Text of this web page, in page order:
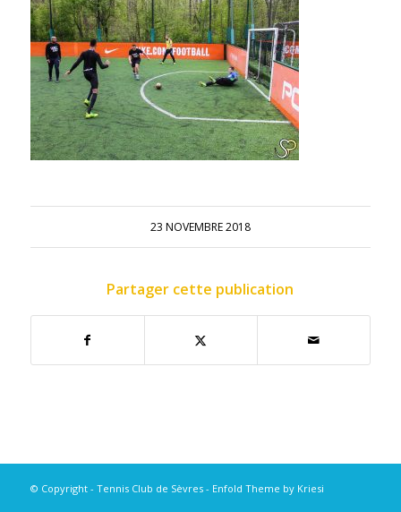
23 NOVEMBRE 2018
Partager cette publication
© Copyright - Tennis Club de Sèvres - Enfold Theme by Kriesi